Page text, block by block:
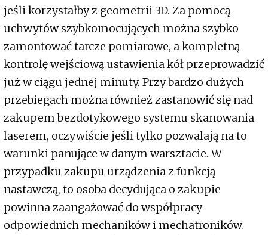
jeśli korzystałby z geometrii 3D. Za pomocą
uchwytów szybkomocujących można szybko
zamontować tarcze pomiarowe, a kompletną
kontrolę wejściową ustawienia kół przeprowadzić
już w ciągu jednej minuty. Przy bardzo dużych
przebiegach można również zastanowić się nad
zakupem bezdotykowego systemu skanowania
laserem, oczywiście jeśli tylko pozwalają na to
warunki panujące w danym warsztacie. W
przypadku zakupu urządzenia z funkcją
nastawczą, to osoba decydująca o zakupie
powinna zaangażować do współpracy
odpowiednich mechaników i mechatroników.